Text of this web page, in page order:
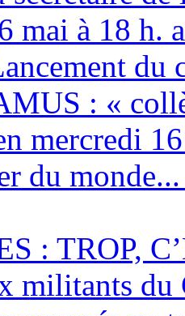
mai à 18 h.
du
: «
mercredi
du
: TROP,
militants